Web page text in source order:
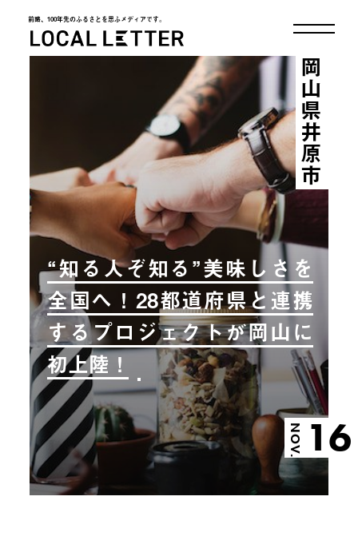
前略、100年先のふるさとを思ふメディアです。
LOCAL LETTER
“知る人ぞ知る”美味しさを
全国へ！28都道府県と連携
するプロジェクトが岡山に
初上陸！
NOV. 16
岡山県井原市